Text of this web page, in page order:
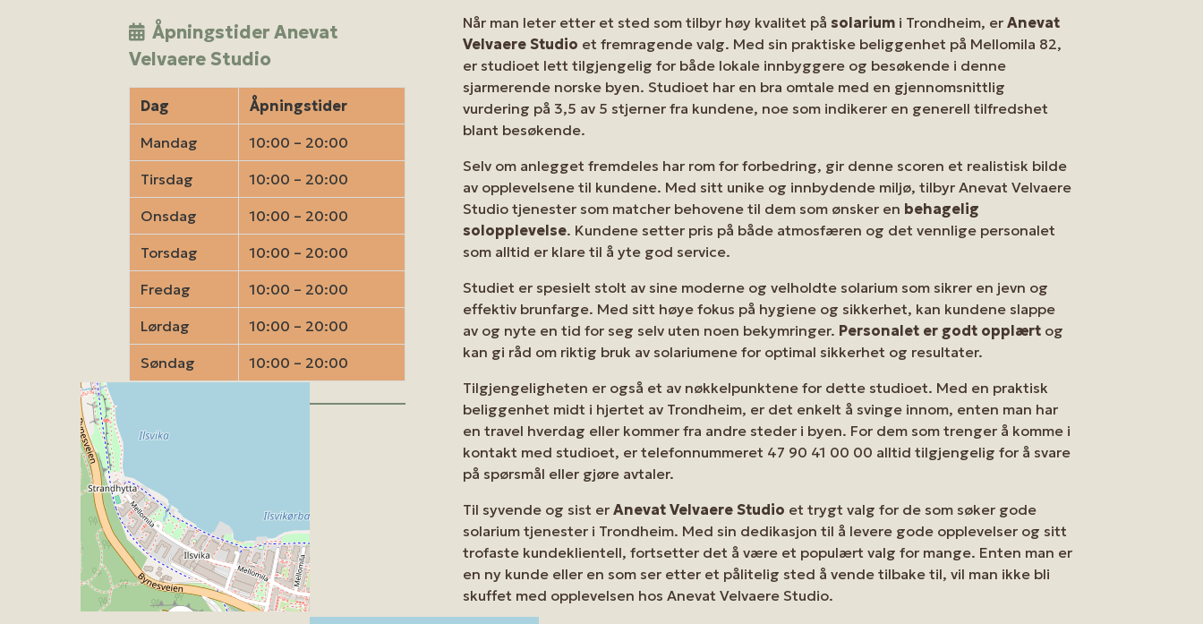
Åpningstider Anevat
Velvaere Studio
Dag Åpningstider
Mandag 10:00 – 20:00
Tirsdag 10:00 – 20:00
Onsdag 10:00 – 20:00
Torsdag 10:00 – 20:00
Fredag 10:00 – 20:00
Lørdag 10:00 – 20:00
Søndag 10:00 – 20:00
Kart
Når man leter etter et sted som tilbyr høy kvalitet påsolarium i Trondheim, erAnevat
Velvaere Studio et fremragende valg. Med sin praktiske beliggenhet på Mellomila 82,
er studioet lett tilgjengelig for både lokale innbyggere og besøkende i denne
sjarmerende norske byen. Studioet har en bra omtale med en gjennomsnittlig
vurdering på 3,5 av 5 stjerner fra kundene, noe som indikerer en generell tilfredshet
blant besøkende.
Selv om anlegget fremdeles har rom for forbedring, gir denne scoren et realistisk bilde
av opplevelsene til kundene. Med sitt unike og innbydende miljø, tilbyr Anevat Velvaere
Studio tjenester som matcher behovene til dem som ønsker en behagelig
solopplevelse. Kundene setter pris på både atmosfæren og det vennlige personalet
som alltid er klare til å yte god service.
Studiet er spesielt stolt av sine moderne og velholdte solarium som sikrer en jevn og
effektiv brunfarge. Med sitt høye fokus på hygiene og sikkerhet, kan kundene slappe
av og nyte en tid for seg selv uten noen bekymringer. Personalet er godt opplært og
kan gi råd om riktig bruk av solariumene for optimal sikkerhet og resultater.
Tilgjengeligheten er også et av nøkkelpunktene for dette studioet. Med en praktisk
beliggenhet midt i hjertet av Trondheim, er det enkelt å svinge innom, enten man har
en travel hverdag eller kommer fra andre steder i byen. For dem som trenger å komme i
kontakt med studioet, er telefonnummeret 47 90 41 00 00 alltid tilgjengelig for å svare
på spørsmål eller gjøre avtaler.
Til syvende og sist erAnevat Velvaere Studio et trygt valg for de som søker gode
solarium tjenester i Trondheim. Med sin dedikasjon til å levere gode opplevelser og sitt
trofaste kundeklientell, fortsetter det å være et populært valg for mange. Enten man er
en ny kunde eller en som ser etter et pålitelig sted å vende tilbake til, vil man ikke bli
skuffet med opplevelsen hos Anevat Velvaere Studio.